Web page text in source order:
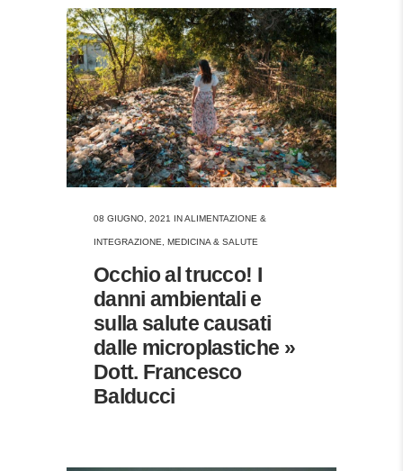
08 GIUGNO, 2021 INALIMENTAZIONE &
INTEGRAZIONE MEDICINA & SALUTE
Occhio al trucco! I
danni ambientali e
sulla salute causati
dalle microplastiche »
Dott. Francesco
Balducci